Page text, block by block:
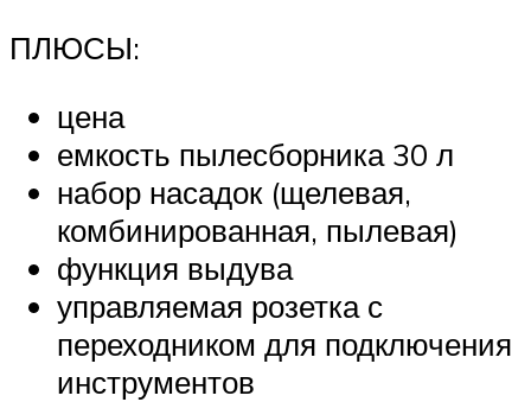
ПЛЮСЫ:
цена
емкость пылесборника 30 л
набор насадок (щелевая,
комбинированная, пылевая)
функция выдува
управляемая розетка с
переходником для подключения
инструментов